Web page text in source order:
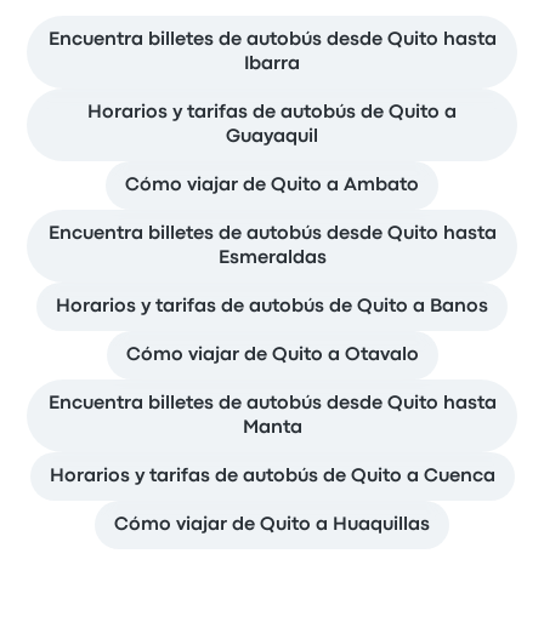
Encuentra billetes de autobús desde Quito hasta
Ibarra
Horarios y tarifas de autobús de Quito a
Guayaquil
Cómo viajar de Quito a Ambato
Encuentra billetes de autobús desde Quito hasta
Esmeraldas
Horarios y tarifas de autobús de Quito a Banos
Cómo viajar de Quito a Otavalo
Encuentra billetes de autobús desde Quito hasta
Manta
Horarios y tarifas de autobús de Quito a Cuenca
Cómo viajar de Quito a Huaquillas